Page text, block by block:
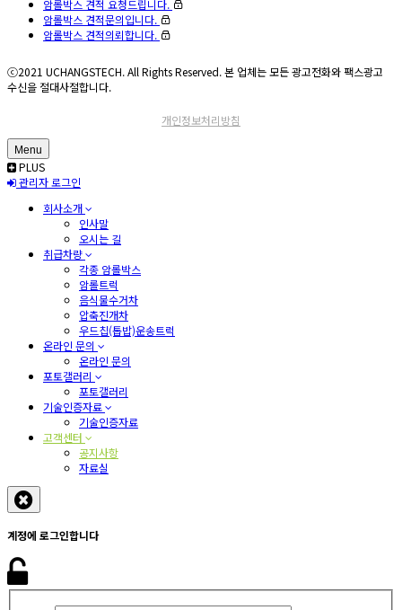
암롤박스 견적 요청드립니다.
암롤박스 견적문의입니다.
암롤박스 견적의뢰합니다.
ⓒ2021 UCHANGSTECH. All Rights Reserved. 본 업체는 모든 광고전화와 팩스광고
수신을 절대사절합니다.
개인정보처리방침
Menu
PLUS
관리자 로그인
회사소개
인사말
오시는 길
취급차량
각종 암롤박스
암롤트럭
음식물수거차
압축진개차
우드칩(톱밥)운송트럭
온라인 문의
온라인 문의
포토갤러리
포토갤러리
기술인증자료
기술인증자료
고객센터
공지사항
자료실
계정에 로그인합니다